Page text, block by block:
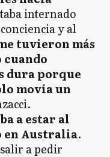
internado
y al
tuvieron más
cuando
dura porque
movía un
a estar al
en Australia.
a pedir